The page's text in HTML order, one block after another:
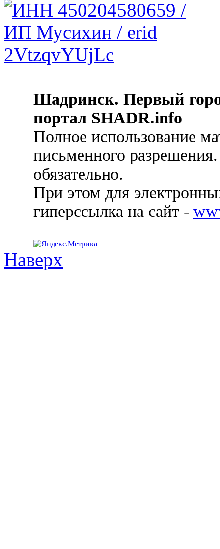
Шадринск. Первый
портал SHADR.info
Полное использование
письменного
обязательно.
При этом для
гиперссылка на сайт -
Наверх